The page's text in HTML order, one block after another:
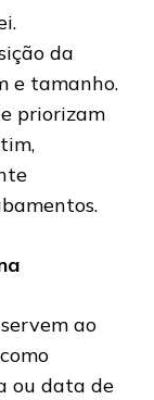
da
e tamanho.
priorizam
ao
ou data de